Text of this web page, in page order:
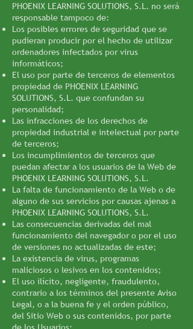
PHOENIX LEARNING SOLUTIONS, S.L. no será
responsable tampoco de:
Los posibles errores de seguridad que se
pudieran producir por el hecho de utilizar
ordenadores infectados por virus
informáticos;
El uso por parte de terceros de elementos
propiedad de PHOENIX LEARNING
SOLUTIONS, S.L. que confundan su
personalidad;
Las infracciones de los derechos de
propiedad industrial e intelectual por parte
de terceros;
Los incumplimientos de terceros que
puedan afectar a los usuarios de la Web de
PHOENIX LEARNING SOLUTIONS, S.L.
La falta de funcionamiento de la Web o de
alguno de sus servicios por causas ajenas a
PHOENIX LEARNING SOLUTIONS, S.L.
Las consecuencias derivadas del mal
funcionamiento del navegador o por el uso
de versiones no actualizadas de este;
La existencia de virus, programas
maliciosos o lesivos en los contenidos;
El uso ilícito, negligente, fraudulento,
contrario a los términos del presente Aviso
Legal, o a la buena fe y el orden público,
del Sitio Web o sus contenidos, por parte